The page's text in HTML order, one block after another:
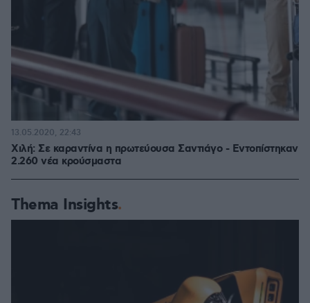
Χιλή: Σε καραντίνα η πρωτεύουσα Σαντιάγο - Εντοπίστηκαν
2.260 νέα κρούσμαστα
13.05.2020, 22:43
Thema Insights